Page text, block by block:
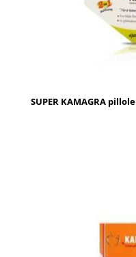
SUPER KAMAGRA pillole